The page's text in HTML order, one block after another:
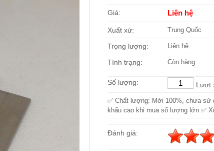
Giá: Liên hệ
Xuất xứ: Trung Quốc
Trọng lượng: Liên hệ
Tình trạng: Còn hàng
Số lượng: Lượt
✅ Chất lượng: Mới 100%, chưa sử
khấu cao khi mua số lượng lớn ✅
Đánh giá: